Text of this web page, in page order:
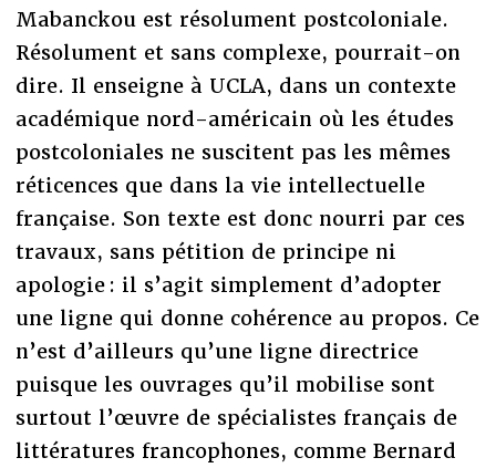
Mabanckou est résolument postcoloniale.
Résolument et sans complexe, pourrait-on
dire. Il enseigne à UCLA, dans un contexte
académique nord-américain où les études
postcoloniales ne suscitent pas les mêmes
réticences que dans la vie intellectuelle
française. Son texte est donc nourri par ces
travaux, sans pétition de principe ni
apologie : il s’agit simplement d’adopter
une ligne qui donne cohérence au propos. Ce
n’est d’ailleurs qu’une ligne directrice
puisque les ouvrages qu’il mobilise sont
surtout l’œuvre de spécialistes français de
littératures francophones, comme Bernard